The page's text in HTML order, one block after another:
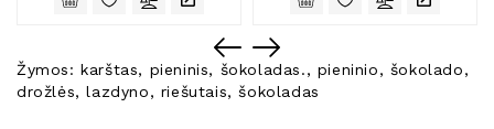
Žymos:karštas, pieninis, šokoladas., pieninio, šokolado,
drožlės,lazdyno, riešutais,šokoladas